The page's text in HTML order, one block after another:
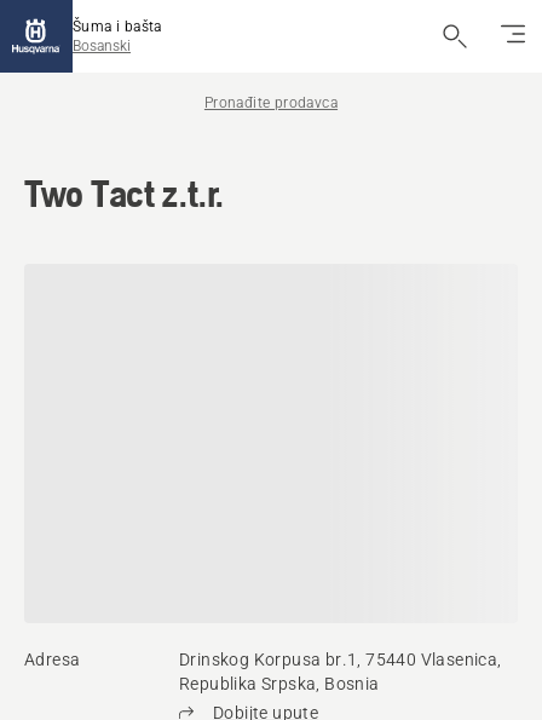
Šuma i bašta
Bosanski
Pronađite prodavca
Two Tact z.t.r.
Adresa
Drinskog Korpusa br.1, 75440 Vlasenica,
Republika Srpska, Bosnia
Dobijte upute